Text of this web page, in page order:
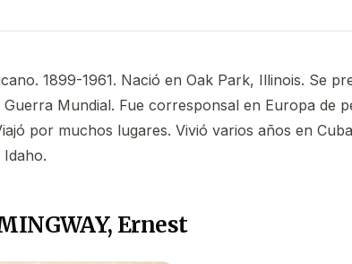
1899-1961. Nació en Oak Park, Illinois. Se
Mundial. Fue corresponsal en Europa de
por muchos lugares. Vivió varios años en
Ernest